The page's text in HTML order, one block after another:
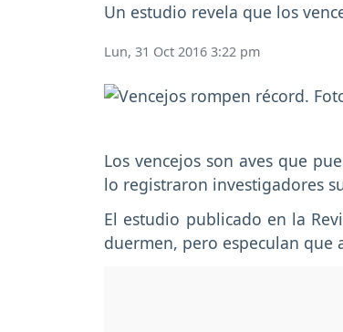
Un estudio revela que los
Lun, 31 Oct 2016 3:22 pm
Los vencejos son aves que
lo registraron investigadores
El estudio publicado en la
duermen, pero especulan que